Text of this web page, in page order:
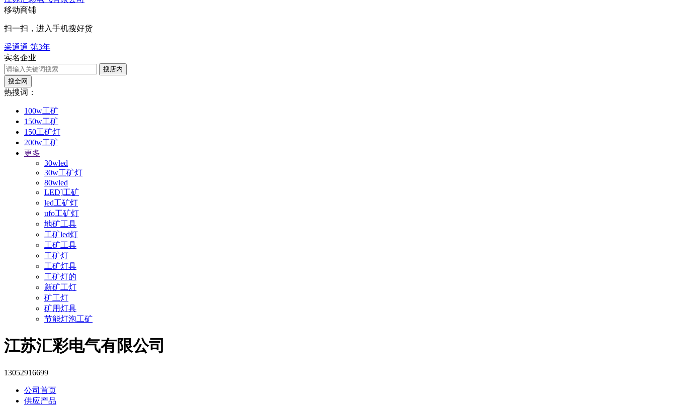
移动商铺
扫一扫，进入手机搜好货
采通通 第3年
实名企业
搜店内
搜全网
热搜词：
100w工矿
150w工矿
150工矿灯
200w工矿
更多
30wled
30w工矿灯
80wled
LED]工矿
led工矿灯
ufo工矿灯
地矿工具
工矿led灯
工矿工具
工矿灯
工矿灯具
工矿灯的
新矿工灯
矿工灯
矿用灯具
节能灯泡工矿
江苏汇彩电气有限公司
13052916699
公司首页
供应产品